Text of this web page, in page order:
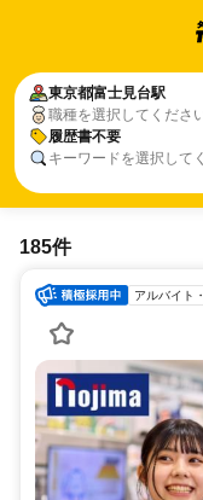
東京都富士見台駅
職種を選択してくださ
履歴書不要
キーワードを選択して
185件
アルバイト